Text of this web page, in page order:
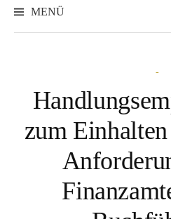
MENÜ
-
zum